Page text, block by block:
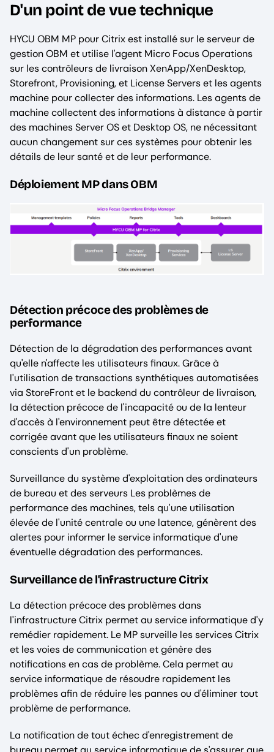
D'un point de vue technique
HYCU OBM MP pour Citrix est installé sur le serveur de
gestion OBM et utilise l'agent Micro Focus Operations
sur les contrôleurs de livraison XenApp/XenDesktop,
Storefront, Provisioning, et License Servers et les agents
machine pour collecter des informations. Les agents de
machine collectent des informations à distance à partir
des machines Server OS et Desktop OS, ne nécessitant
aucun changement sur ces systèmes pour obtenir les
détails de leur santé et de leur performance.
Déploiement MP dans OBM
Détection précoce des problèmes de
performance
Détection de la dégradation des performances avant
qu'elle n'affecte les utilisateurs finaux. Grâce à
l'utilisation de transactions synthétiques automatisées
via StoreFront et le backend du contrôleur de livraison,
la détection précoce de l'incapacité ou de la lenteur
d'accès à l'environnement peut être détectée et
corrigée avant que les utilisateurs finaux ne soient
conscients d'un problème.
Surveillance du système d'exploitation des ordinateurs
de bureau et des serveurs Les problèmes de
performance des machines, tels qu'une utilisation
élevée de l'unité centrale ou une latence, génèrent des
alertes pour informer le service informatique d'une
éventuelle dégradation des performances.
Surveillance de l'infrastructure Citrix
La détection précoce des problèmes dans
l'infrastructure Citrix permet au service informatique d'y
remédier rapidement. Le MP surveille les services Citrix
et les voies de communication et génère des
notifications en cas de problème. Cela permet au
service informatique de résoudre rapidement les
problèmes afin de réduire les pannes ou d'éliminer tout
problème de performance.
La notification de tout échec d'enregistrement de